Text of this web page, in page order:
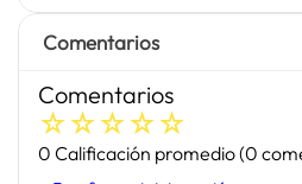
Comentarios
Comentarios
☆☆☆☆☆
0 Calificación promedio(0